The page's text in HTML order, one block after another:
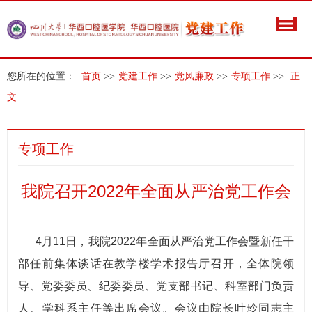
您所在的位置： 首页 >> 党建工作 >> 党风廉政 >> 专项工作 >>
正
文
专项工作
我院召开2022年全面从严治党工作会
4月11日，我院2022年全面从严治党工作会暨新任干
部任前集体谈话在教学楼学术报告厅召开，全体院领
导、党委委员、纪委委员、党支部书记、科室部门负责
人、学科系主任等出席会议。会议由院长叶玲同志主